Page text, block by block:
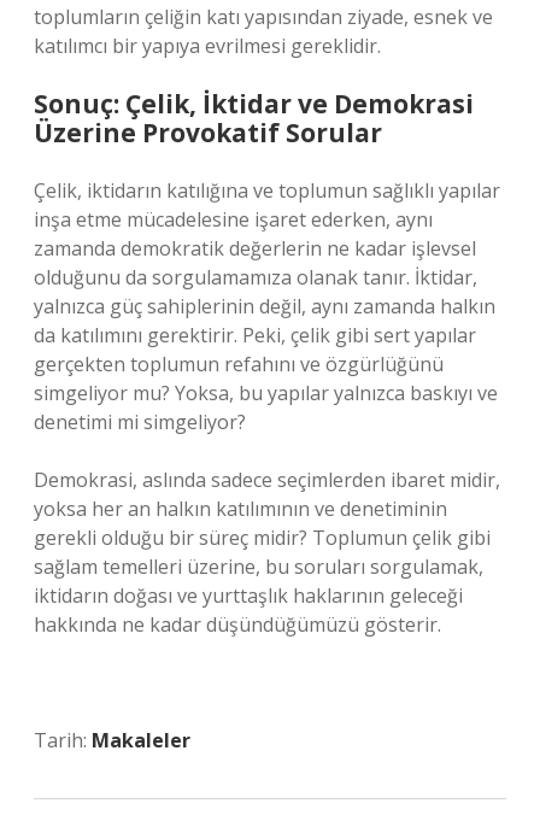
toplumların çeliğin katı yapısından ziyade, esnek ve
katılımcı bir yapıya evrilmesi gereklidir.
Sonuç: Çelik, İktidar ve Demokrasi
Üzerine Provokatif Sorular
Çelik, iktidarın katılığına ve toplumun sağlıklı yapılar
inşa etme mücadelesine işaret ederken, aynı
zamanda demokratik değerlerin ne kadar işlevsel
olduğunu da sorgulamamıza olanak tanır. İktidar,
yalnızca güç sahiplerinin değil, aynı zamanda halkın
da katılımını gerektirir. Peki, çelik gibi sert yapılar
gerçekten toplumun refahını ve özgürlüğünü
simgeliyor mu? Yoksa, bu yapılar yalnızca baskıyı ve
denetimi mi simgeliyor?
Demokrasi, aslında sadece seçimlerden ibaret midir,
yoksa her an halkın katılımının ve denetiminin
gerekli olduğu bir süreç midir? Toplumun çelik gibi
sağlam temelleri üzerine, bu soruları sorgulamak,
iktidarın doğası ve yurttaşlık haklarının geleceği
hakkında ne kadar düşündüğümüzü gösterir.
Tarih: Makaleler